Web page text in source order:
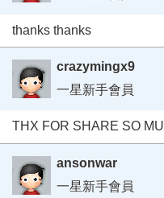
thanks thanks
crazymingx9
一星新手會員
THX FOR SHARE SO
ansonwar
一星新手會員